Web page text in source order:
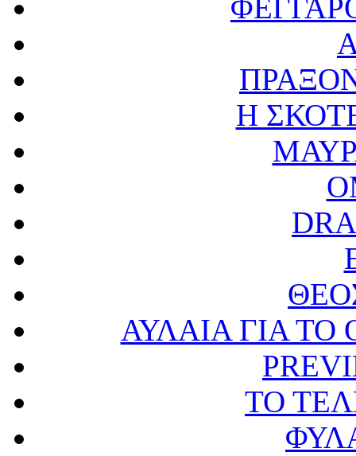
Η
ΑΥΛΑΙΑ ΓΙΑ ΤΟ
ΤΟ